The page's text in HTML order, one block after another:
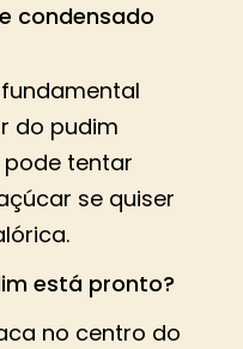
condensado
do pudim
tentar
se quiser
está pronto?
no centro do